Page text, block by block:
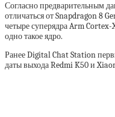
Согласно предварительным
отличаться от Snapdragon 8
четыре суперядра Arm Cortex-
одно такое ядро.
Ранее Digital Chat Station
даты выхода Redmi K50 и